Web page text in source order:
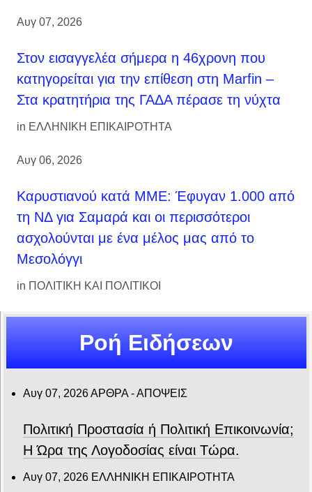
Αυγ 07, 2026
Στον εισαγγελέα σήμερα η 46χρονη που
κατηγορείται για την επίθεση στη Marfin –
Στα κρατητήρια της ΓΑΔΑ πέρασε τη νύχτα
in ΕΛΛΗΝΙΚΗ ΕΠΙΚΑΙΡΟΤΗΤΑ
Αυγ 06, 2026
Καρυστιανού κατά ΜΜΕ: Έφυγαν 1.000 από
τη ΝΔ για Σαμαρά και οι περισσότεροι
ασχολούνται με ένα μέλος μας από το
Μεσολόγγι
in ΠΟΛΙΤΙΚΗ ΚΑΙ ΠΟΛΙΤΙΚΟΙ
Ροή Ειδήσεων
Αυγ 07, 2026ΑΡΘΡΑ - ΑΠΟΨΕΙΣ
Πολιτική Προστασία ή Πολιτική Επικοινωνία;
Η Ώρα της Λογοδοσίας είναι Τώρα.
Αυγ 07, 2026 ΕΛΛΗΝΙΚΗ ΕΠΙΚΑΙΡΟΤΗΤΑ